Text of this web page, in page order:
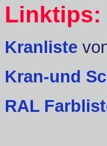
Linktips:
Kranliste
Kran-und
RAL